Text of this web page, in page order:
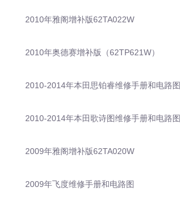
2010年雅阁增补版62TA022W
2010年奥德赛增补版（62TP621W）
2010-2014年本田思铂睿维修手册和电路图
2010-2014年本田歌诗图维修手册和电路图
2009年雅阁增补版62TA020W
2009年飞度维修手册和电路图